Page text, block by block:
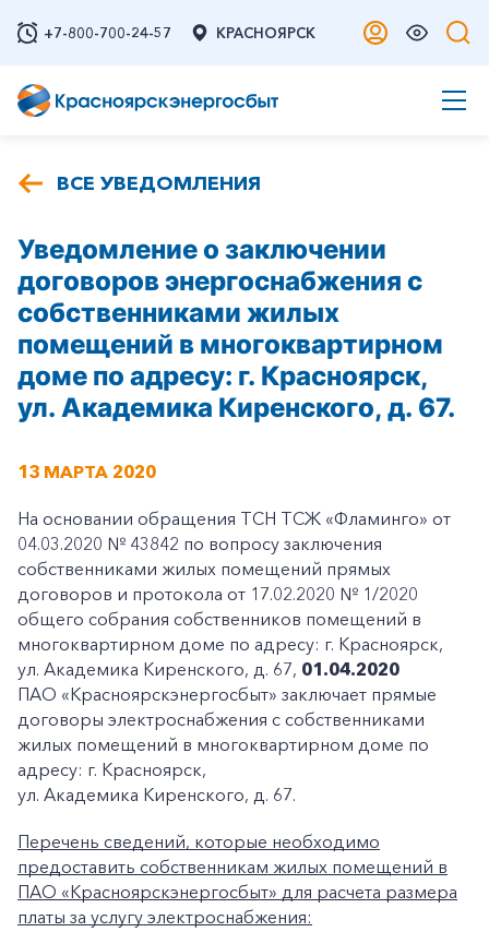
+7-800-700-24-57 КРАСНОЯРСК
ВСЕ УВЕДОМЛЕНИЯ
Уведомление о заключении
договоров энергоснабжения с
собственниками жилых
помещений в многоквартирном
доме по адресу: г. Красноярск,
ул. Академика Киренского, д. 67.
13 МАРТА 2020
На основании обращения ТСН ТСЖ «Фламинго» от
04.03.2020 № 43842 по вопросу заключения
собственниками жилых помещений прямых
договоров и протокола от 17.02.2020 № 1/2020
общего собрания собственников помещений в
многоквартирном доме по адресу: г. Красноярск,
ул. Академика Киренского, д. 67, 01.04.2020
ПАО «Красноярскэнергосбыт» заключает прямые
договоры электроснабжения с собственниками
жилых помещений в многоквартирном доме по
адресу: г. Красноярск,
ул. Академика Киренского, д. 67.
Перечень сведений, которые необходимо
предоставить собственникам жилых помещений в
ПАО «Красноярскэнергосбыт» для расчета размера
платы за услугу электроснабжения: